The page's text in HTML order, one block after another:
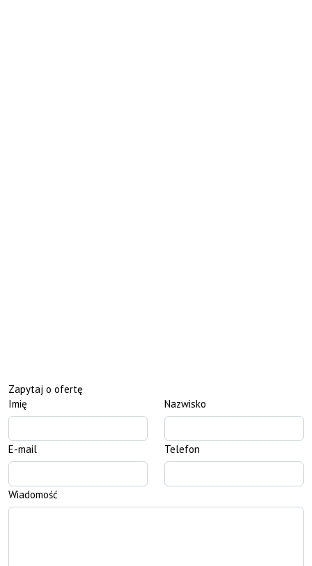
Zapytaj o ofertę
Imię
Nazwisko
E-mail Telefon
Wiadomość